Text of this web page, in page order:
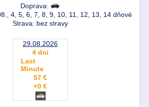
Doprava:
4, 5, 6, 7, 8, 9, 10, 11, 12, 13, 14 dňové
Strava: bez stravy
29.08.2026
4 dni
Last
Minute
57 €
+0 €